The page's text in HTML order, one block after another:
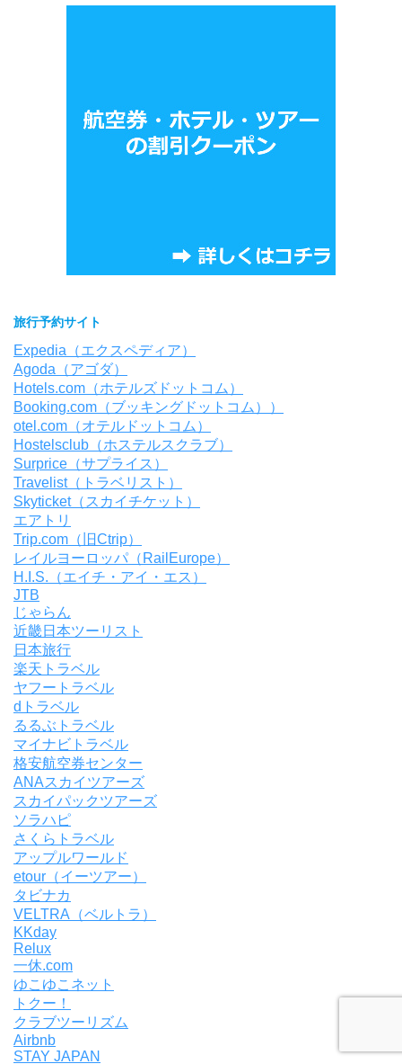
旅行予約サイト
Expedia（エクスペディア）
Agoda（アゴダ）
Hotels.com（ホテルズドットコム）
Booking.com（ブッキングドットコム））
otel.com（オテルドットコム）
Hostelsclub（ホステルスクラブ）
Surprice（サプライス）
Travelist（トラベリスト）
Skyticket（スカイチケット）
エアトリ
Trip.com（旧Ctrip）
レイルヨーロッパ（RailEurope）
H.I.S.（エイチ・アイ・エス）
JTB
じゃらん
近畿日本ツーリスト
日本旅行
楽天トラベル
ヤフートラベル
dトラベル
るるぶトラベル
マイナビトラベル
格安航空券センター
ANAスカイツアーズ
スカイパックツアーズ
ソラハピ
さくらトラベル
アップルワールド
etour（イーツアー）
タビナカ
VELTRA（ベルトラ）
KKday
Relux
一休.com
ゆこゆこネット
トクー！
クラブツーリズム
Airbnb
STAY JAPAN